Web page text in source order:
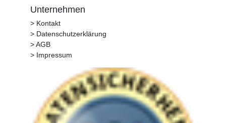
Unternehmen
> Kontakt
> Datenschutzerklärung
> AGB
> Impressum